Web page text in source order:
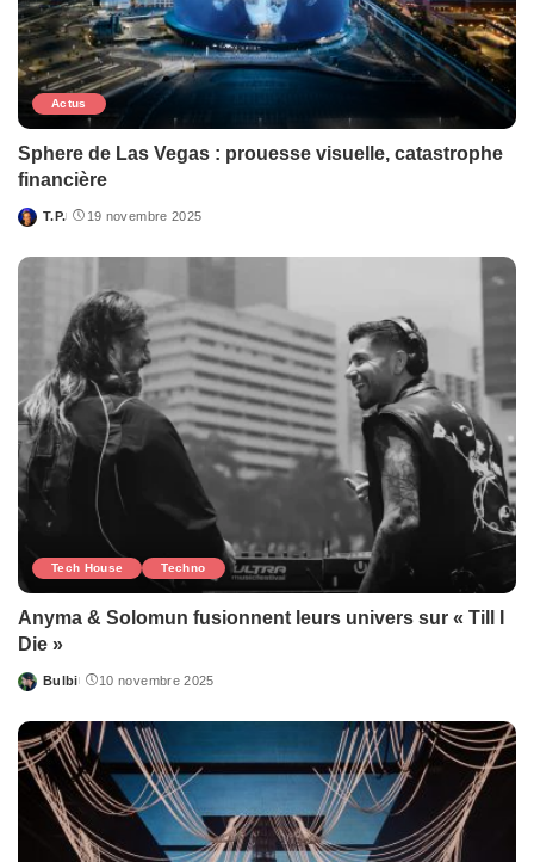
Actus
Sphere de Las Vegas : prouesse visuelle, catastrophe
financière
Posted
T.P. 19 novembre 2025
Tech House Techno
Anyma & Solomun fusionnent leurs univers sur « Till I
Die »
Posted
Bulbi 10 novembre 2025